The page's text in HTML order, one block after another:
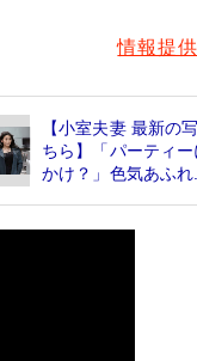
情報提供
【小室夫妻 最新の
ちら】「パーティー
かけ？」色気あふれ